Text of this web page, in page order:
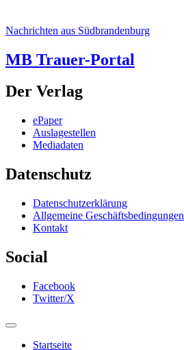
Nachrichten aus Südbrandenburg
MB Trauer-Portal
Der Verlag
ePaper
Auslagestellen
Mediadaten
Datenschutz
Datenschutzerklärung
Allgemeine Geschäftsbedingungen
Kontakt
Social
Facebook
Twitter/X
Startseite